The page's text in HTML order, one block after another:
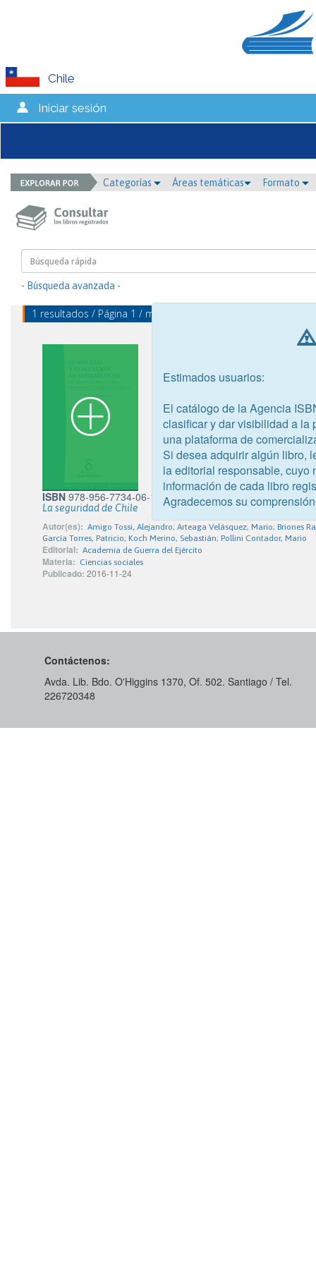
Chile
Iniciar sesión
Categorías Áreas temáticas Formato
- Búsqueda avanzada -
1 resultados / Página 1 / mostrando 1 - 1
ISBN 978-956-7734-06-1
La seguridad de Chile
Autor(es): Amigo Tossi, Alejandro; Arteaga Velásquez, Mario; Briones
García Torres, Patricio; Koch Merino, Sebastián; Pollini Contador, Mario
Editorial: Academia de Guerra del Ejército
Materia: Ciencias sociales
Publicado: 2016-11-24
Contáctenos:
Avda. Lib. Bdo. O'Higgins 1370, Of. 502. Santiago / Tel.
226720348
Estimados usuarios:
El catálogo de la Agencia
clasificar y dar visibilidad a la
una plataforma de
Si desea adquirir algún libro,
la editorial responsable, cuyo
información de cada libro
Agradecemos su